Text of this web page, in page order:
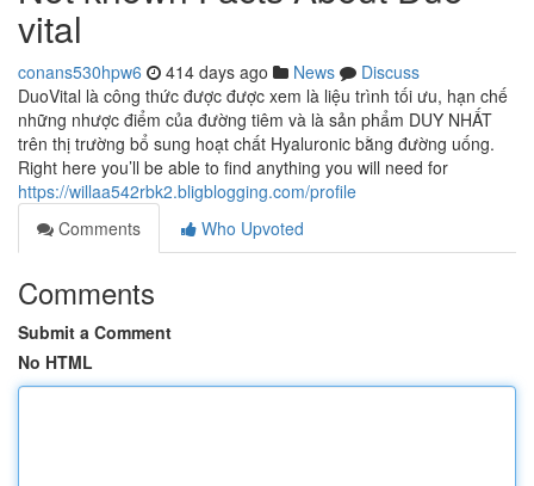
vital
conans530hpw6 414 days ago News
Discuss
DuoVital là công thức được được xem là liệu trình tối ưu, hạn chế
những nhược điểm của đường tiêm và là sản phẩm DUY NHẤT
trên thị trường bổ sung hoạt chất Hyaluronic bằng đường uống.
Right here you’ll be able to find anything you will need for
https://willaa542rbk2.bligblogging.com/profile
Comments
Who Upvoted
Comments
Submit a Comment
No HTML